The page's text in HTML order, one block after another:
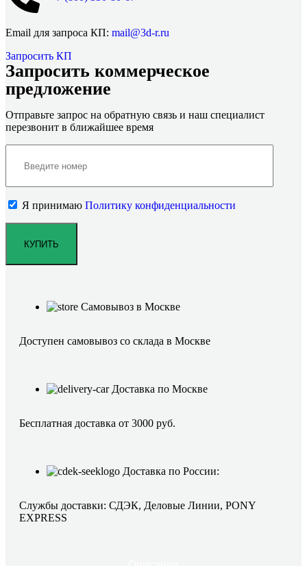
Email для запроса КП: mail@3d-r.ru
Запросить КП
Запросить коммерческое
предложение
Отправьте запрос на обратную связь и наш специалист
перезвонит в ближайшее время
Я принимаю Политику конфиденциальности
Самовывоз в Москве
Доступен самовывоз со склада в Москве
Доставка по Москве
Бесплатная доставка от 3000 руб.
Доставка по России:
Службы доставки: СДЭК, Деловые Линии, PONY
EXPRESS